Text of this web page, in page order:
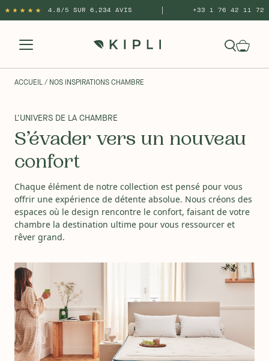
4.8/5 SUR 6,234 AVIS +33 1 76 42 11 72
ACCUEIL / NOS INSPIRATIONS CHAMBRE
L'UNIVERS DE LA CHAMBRE
S’évader vers un nouveau
confort
Chaque élément de notre collection est pensé pour vous
offrir une expérience de détente absolue. Nous créons des
espaces où le design rencontre le confort, faisant de votre
chambre la destination ultime pour vous ressourcer et
rêver grand.